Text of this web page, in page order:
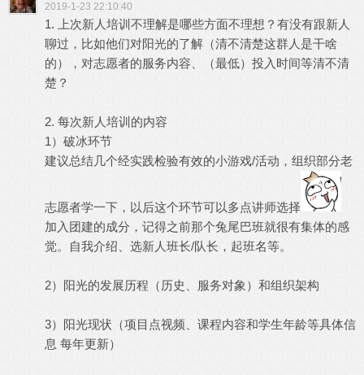
2019-1-23 22:10:40
1. 上次新人培训不理解是哪些方面不理想？有没有跟新人
聊过，比如他们对阳光的了解（清不清楚这群人是干啥
的），对志愿者的服务内容、（最低）投入时间等清不清
楚？
2. 每次新人培训的内容
1）破冰环节
建议总结几个经实践检验有效的小游戏/活动，组织部分老
志愿者学一下，以后这个环节可以多点讲师选择
加入团建的成分，记得之前那个兔尾巴班就很有集体的感
觉。自我介绍、选新人班长/队长，起班名等。
2）阳光的发展历程（历史、服务对象）和组织架构
3）阳光现状（项目点视频、课程内容和学生年龄等具体信
息 每年更新）